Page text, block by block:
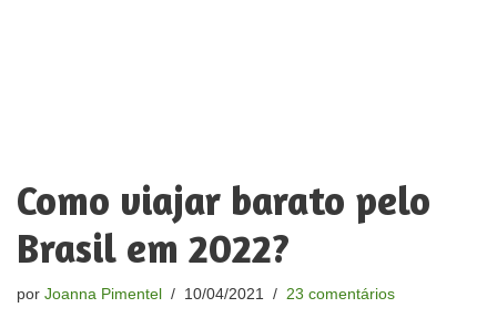
Como viajar barato pelo
Brasil em 2022?
por Joanna Pimentel 10/04/2021 23 comentários